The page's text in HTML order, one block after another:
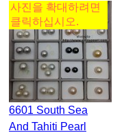
사진을 확대하려면
클릭하십시오.
6601 South Sea
And Tahiti Pearl